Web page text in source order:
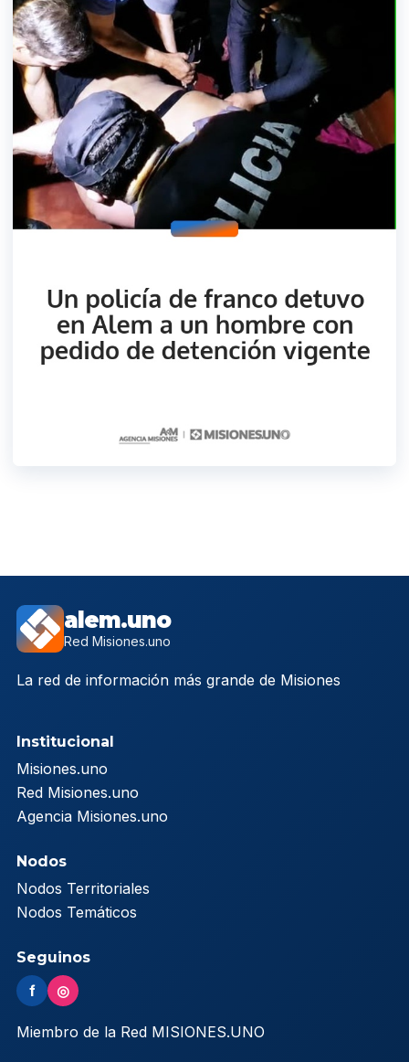
alem.uno
Red Misiones.uno
La red de información más grande de Misiones
Institucional
Misiones.uno
Red Misiones.uno
Agencia Misiones.uno
Nodos
Nodos Territoriales
Nodos Temáticos
Seguinos
f ◎
Miembro de la Red MISIONES.UNO